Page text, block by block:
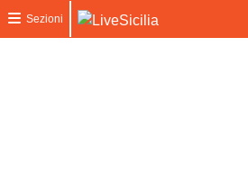
Sezioni